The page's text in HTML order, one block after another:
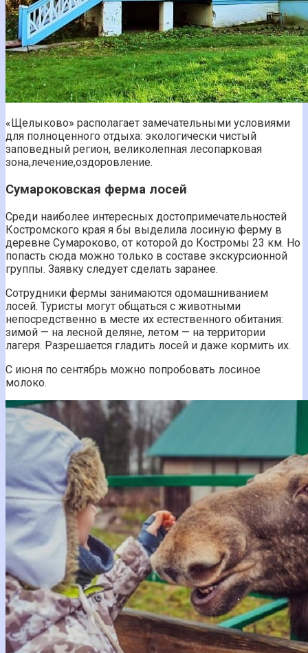
«Щелыково» располагает замечательными условиями
для полноценного отдыха: экологически чистый
заповедный регион, великолепная лесопарковая
зона,лечение,оздоровление.
Сумароковская ферма лосей
Среди наиболее интересных достопримечательностей
Костромского края я бы выделила лосиную ферму в
деревне Сумароково, от которой до Костромы 23 км. Но
попасть сюда можно только в составе экскурсионной
группы. Заявку следует сделать заранее.
Сотрудники фермы занимаются одомашниванием
лосей. Туристы могут общаться с животными
непосредственно в месте их естественного обитания:
зимой — на лесной деляне, летом — на территории
лагеря. Разрешается гладить лосей и даже кормить их.
С июня по сентябрь можно попробовать лосиное
молоко.